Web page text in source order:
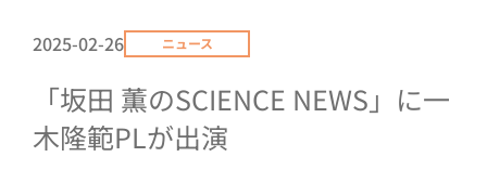
2025-02-26 ニュース
「坂田 薫のSCIENCE NEWS」に一
木隆範PLが出演